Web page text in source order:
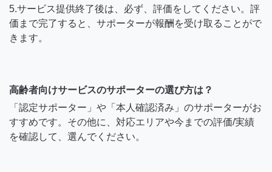
5.サービス提供終了後は、必ず、評価をしてください。評
価まで完了すると、サポーターが報酬を受け取ることがで
きます。
高齢者向けサービスのサポーターの選び方は？
「認定サポーター」や「本人確認済み」のサポーターがお
すすめです。その他に、対応エリアや今までの評価/実績
を確認して、選んでください。